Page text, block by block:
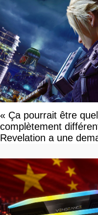
« Ça pourrait être
complètement
Revelation a une